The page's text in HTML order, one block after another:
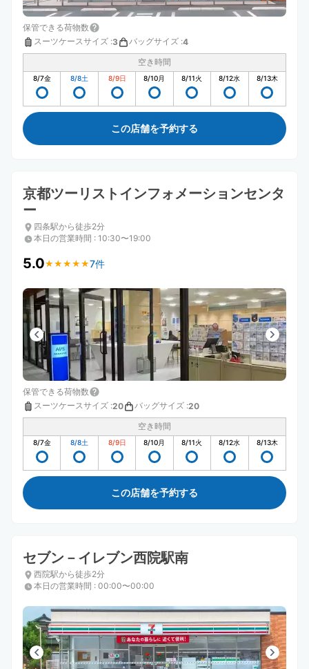
保管できる荷物数
スーツケースサイズ :3 バッグサイズ :4
空き時間
8/7金 8/8土 8/9日 8/10月 8/11火 8/12水 8/13木
この店舗を予約する
京都ツーリストインフォメーションセンタ
ー
四条駅から徒歩2分
本日の営業時間 : 10:30〜19:00
5.0★ ★ ★ ★ ★
★ ★ ★ ★ ★7件
保管できる荷物数
スーツケースサイズ :20 バッグサイズ :20
空き時間
8/7金 8/8土 8/9日 8/10月 8/11火 8/12水 8/13木
この店舗を予約する
セブン－イレブン西院駅南
西院駅から徒歩2分
本日の営業時間 : 00:00〜00:00